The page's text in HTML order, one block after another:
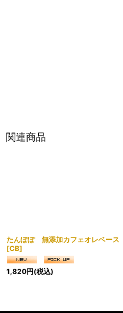
関連商品
たんぽぽ 無添加カフェオレベース
[CB]
1,820円(税込)